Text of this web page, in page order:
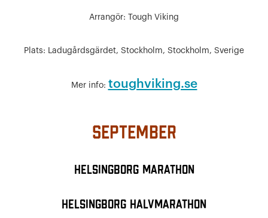
Arrangör: Tough Viking
Plats: Ladugårdsgärdet, Stockholm, Stockholm, Sverige
Mer info: toughviking.se
September
Helsingborg Marathon
Helsingborg Halvmarathon